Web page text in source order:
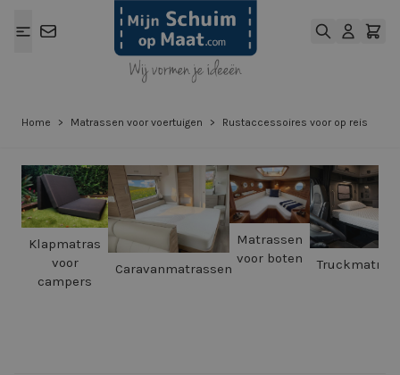
Home > Matrassen voor voertuigen > Rustaccessoires voor op reis
Klapmatras
voor
campers
Caravanmatrassen
Matrassen
voor boten